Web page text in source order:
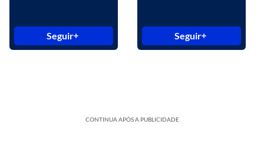
Seguir Seguir
CONTINUA APÓS A PUBLICIDADE